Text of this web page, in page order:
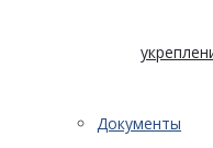
Документы